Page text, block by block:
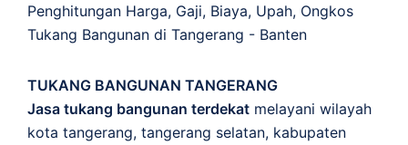
Penghitungan Harga, Gaji, Biaya, Upah, Ongkos
Tukang Bangunan di Tangerang - Banten
TUKANG BANGUNAN TANGERANG
Jasa tukang bangunan terdekat melayani wilayah
kota tangerang, tangerang selatan, kabupaten